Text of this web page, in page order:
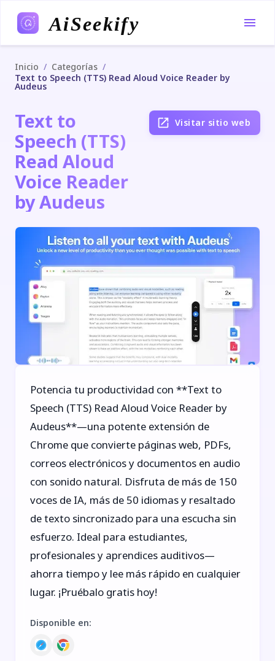
AiSeekify
Inicio / Categorías /
Text to Speech (TTS) Read Aloud Voice Reader by
Audeus
Text to
Speech (TTS)
Read Aloud
Voice Reader
by Audeus
Visitar sitio web
Potencia tu productividad con **Text to
Speech (TTS) Read Aloud Voice Reader by
Audeus**—una potente extensión de
Chrome que convierte páginas web, PDFs,
correos electrónicos y documentos en audio
con sonido natural. Disfruta de más de 150
voces de IA, más de 50 idiomas y resaltado
de texto sincronizado para una escucha sin
esfuerzo. Ideal para estudiantes,
profesionales y aprendices auditivos—
ahorra tiempo y lee más rápido en cualquier
lugar. ¡Pruébalo gratis hoy!
Disponible en: